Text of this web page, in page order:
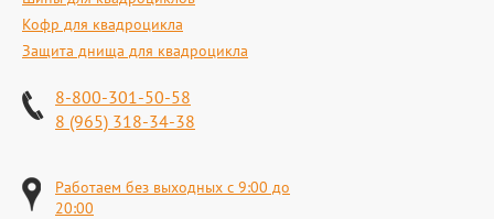
Кофр для квадроцикла
Защита днища для квадроцикла
8-800-301-50-58
8 (965) 318-34-38
Работаем без выходных с 9:00 до
20:00